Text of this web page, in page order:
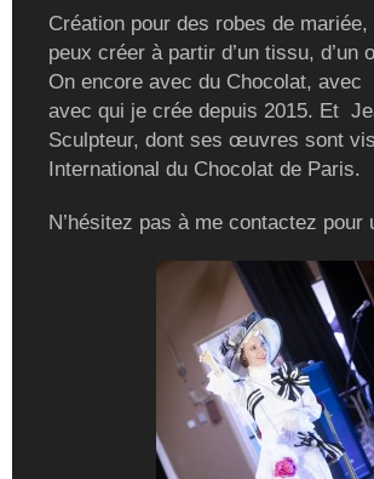
Création pour des robes de
peux créer à partir d’un tissu, d’un
On encore avec du Chocolat,
avec qui je crée depuis 2015. Et
Sculpteur, dont ses œuvres sont
International du Chocolat de Paris.
N’hésitez pas à me contactez